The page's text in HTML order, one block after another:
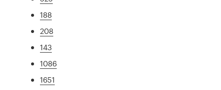
188
208
143
1086
1651